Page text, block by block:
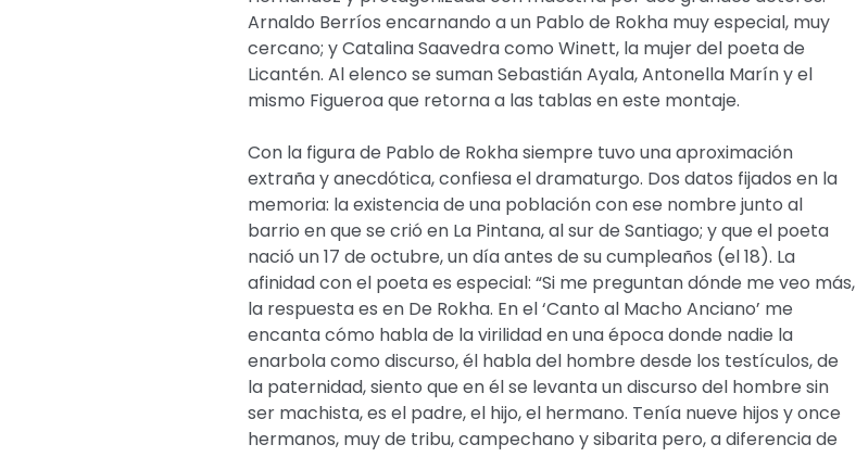
Arnaldo Berríos encarnando a un Pablo de Rokha muy especial, muy
cercano; y Catalina Saavedra como Winett, la mujer del poeta de
Licantén. Al elenco se suman Sebastián Ayala, Antonella Marín y el
mismo Figueroa que retorna a las tablas en este montaje.
Con la figura de Pablo de Rokha siempre tuvo una aproximación
extraña y anecdótica, confiesa el dramaturgo. Dos datos fijados en la
memoria: la existencia de una población con ese nombre junto al
barrio en que se crió en La Pintana, al sur de Santiago; y que el poeta
nació un 17 de octubre, un día antes de su cumpleaños (el 18). La
afinidad con el poeta es especial: “Si me preguntan dónde me veo más,
la respuesta es en De Rokha. En el ‘Canto al Macho Anciano’ me
encanta cómo habla de la virilidad en una época donde nadie la
enarbola como discurso, él habla del hombre desde los testículos, de
la paternidad, siento que en él se levanta un discurso del hombre sin
ser machista, es el padre, el hijo, el hermano. Tenía nueve hijos y once
hermanos, muy de tribu, campechano y sibarita pero, a diferencia de